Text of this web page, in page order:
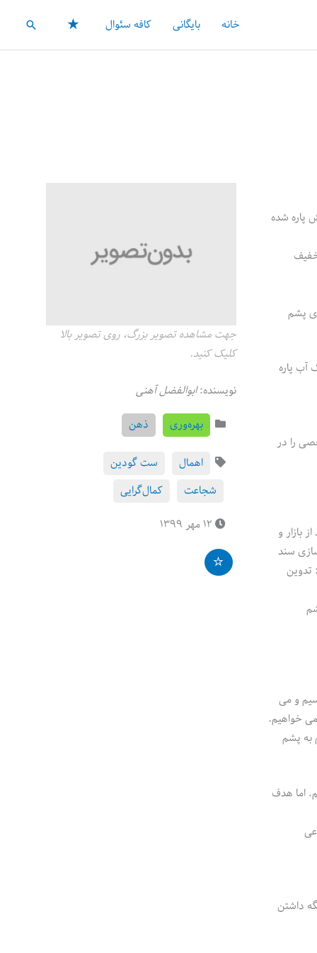
خانه بایگانی کافه سئوال ★ جستجو
پاره شده
پشم
آب پاره
را در
بازار و
سند
تدوین
و می
خواهیم.
به پشم
اما هدف
داشتن
جهت مشاهده تصویر بزرگ، روی تصویر بالا
کلیک کنید.
نویسنده:ابوالفضل آهنی
بهره‌وری
ذهن
اهمال
ست گودین
شجاعت
کمال‌گرایی